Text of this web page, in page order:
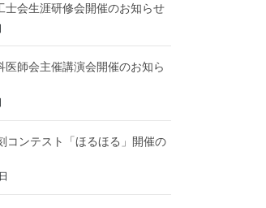
士会生涯研修会開催のお知らせ
医師会主催講演会開催のお知ら
コンテスト「ほるほる」開催の